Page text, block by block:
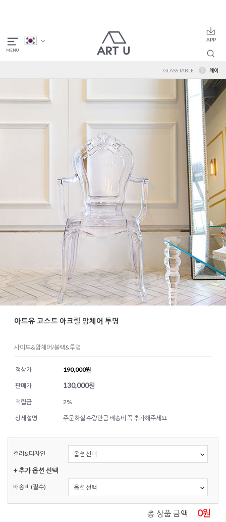
GLASS TABLE 체어
아트유 고스트 아크릴 암체어 투명
사이드&암체어/블랙&투명
정상가 190,000원
판매가 130,000원
적립금 2%
상세설명 주문하실 수량만큼 배송비 꼭 추가해주세요
컬러&디자인
+ 추가 옵션 선택
배송비 (필수)
총 상품 금액 0원